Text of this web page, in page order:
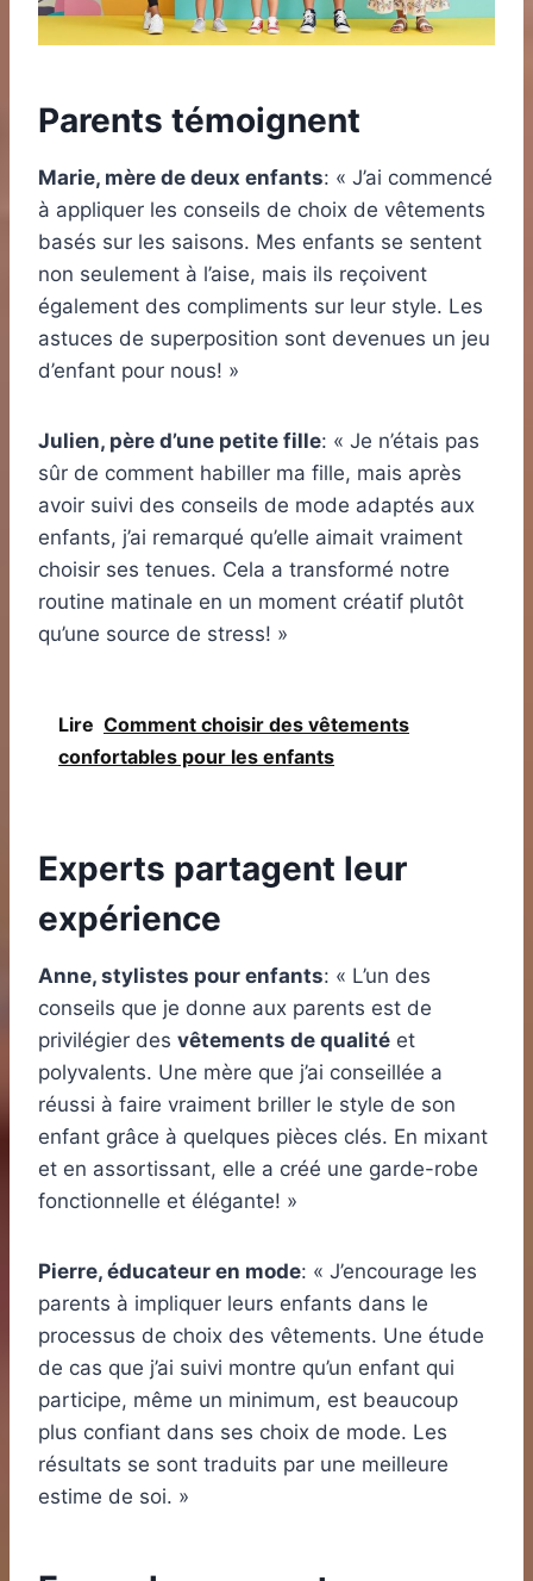
Parents témoignent
Marie, mère de deux enfants: « J’ai commencé
à appliquer les conseils de choix de vêtements
basés sur les saisons. Mes enfants se sentent
non seulement à l’aise, mais ils reçoivent
également des compliments sur leur style. Les
astuces de superposition sont devenues un jeu
d’enfant pour nous! »
Julien, père d’une petite fille: « Je n’étais pas
sûr de comment habiller ma fille, mais après
avoir suivi des conseils de mode adaptés aux
enfants, j’ai remarqué qu’elle aimait vraiment
choisir ses tenues. Cela a transformé notre
routine matinale en un moment créatif plutôt
qu’une source de stress! »
Lire Comment choisir des vêtements
confortables pour les enfants
Experts partagent leur
expérience
Anne, stylistes pour enfants: « L’un des
conseils que je donne aux parents est de
privilégier des vêtements de qualité et
polyvalents. Une mère que j’ai conseillée a
réussi à faire vraiment briller le style de son
enfant grâce à quelques pièces clés. En mixant
et en assortissant, elle a créé une garde-robe
fonctionnelle et élégante! »
Pierre, éducateur en mode: « J’encourage les
parents à impliquer leurs enfants dans le
processus de choix des vêtements. Une étude
de cas que j’ai suivi montre qu’un enfant qui
participe, même un minimum, est beaucoup
plus confiant dans ses choix de mode. Les
résultats se sont traduits par une meilleure
estime de soi. »